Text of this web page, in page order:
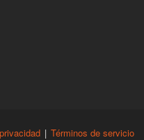
| Términos de servicio